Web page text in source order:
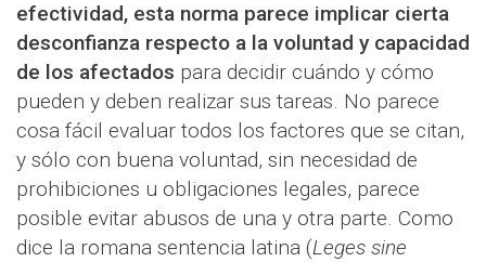
efectividad, esta norma parece implicar cierta
desconfianza respecto a la voluntad y capacidad
de los afectados para decidir cuándo y cómo
pueden y deben realizar sus tareas. No parece
cosa fácil evaluar todos los factores que se citan,
y sólo con buena voluntad, sin necesidad de
prohibiciones u obligaciones legales, parece
posible evitar abusos de una y otra parte. Como
dice la romana sentencia latina (Leges sine